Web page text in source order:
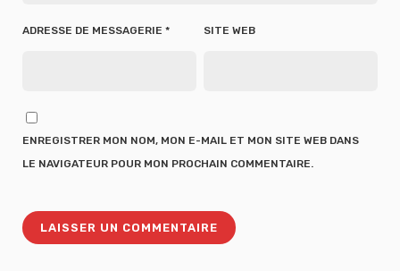
ADRESSE DE MESSAGERIE * SITE WEB
ENREGISTRER MON NOM, MON E-MAIL ET MON SITE WEB DANS
LE NAVIGATEUR POUR MON PROCHAIN COMMENTAIRE.